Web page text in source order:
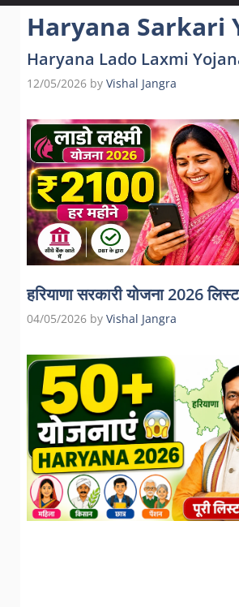
Haryana Sarkari
Haryana Lado Laxmi
12/05/2026 by Vishal Jangra
हरियाणा सरकारी योजना 2026
04/05/2026 by Vishal Jangra